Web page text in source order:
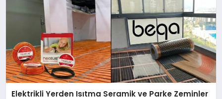
Elektrikli Yerden Isıtma Seramik ve Parke Zeminler